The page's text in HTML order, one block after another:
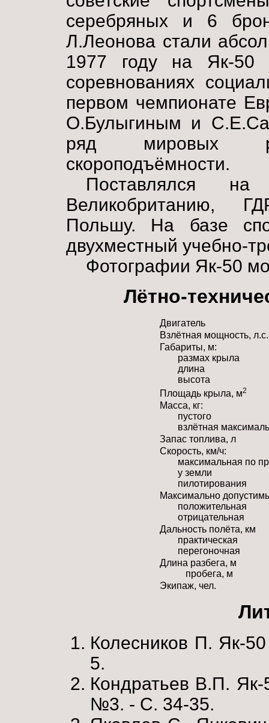
серебряных и 6
Л.Леонова стали
1977 году на Як-50
соревнованиях
первом чемпионате
О.Булыгиным и
ряд мировых
скороподъёмности.
Поставлялся
Великобританию,
Польшу. На базе
двухместный учебно-
Фотографии Як-50
Лётно-
Двигатель
Взлётная мощность, л.с.
Габариты, м:
размах крыла
длина
высота
Площадь крыла, м2
Масса, кг:
пустого
взлётная
Запас топлива, л
Скорость, км/ч:
максимальная по
у земли
пилотирования
Максимально
положительная
отрицательная
Дальность полёта, км
практическая
перегоночная
Длина разбега, м
пробега, м
Экипаж, чел.
Колесников П. Як-
5.
Кондратьев В.П.
№3. - С. 34-35.